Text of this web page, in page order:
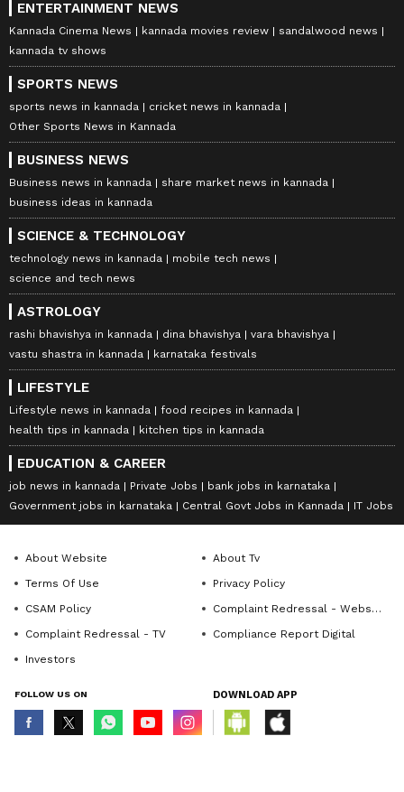
ENTERTAINMENT NEWS
Kannada Cinema News kannada movies review
sandalwood news
kannada tv shows
SPORTS NEWS
sports news in kannada
cricket news in kannada
Other Sports News in Kannada
BUSINESS NEWS
Business news in kannada
share market news in kannada
business ideas in kannada
SCIENCE & TECHNOLOGY
technology news in kannada
mobile tech news
science and tech news
ASTROLOGY
rashi bhavishya in kannada dina bhavishya
vara bhavishya
vastu shastra in kannada
karnataka festivals
LIFESTYLE
Lifestyle news in kannada
food recipes in kannada
health tips in kannada
kitchen tips in kannada
EDUCATION & CAREER
job news in kannada Private Jobs
bank jobs in karnataka
Government jobs in karnataka
Central Govt Jobs in Kannada IT Jobs
About Website
About Tv
Terms Of Use
Privacy Policy
CSAM Policy
Complaint Redressal - Website
Complaint Redressal - TV
Compliance Report Digital
Investors
FOLLOW US ON DOWNLOAD APP